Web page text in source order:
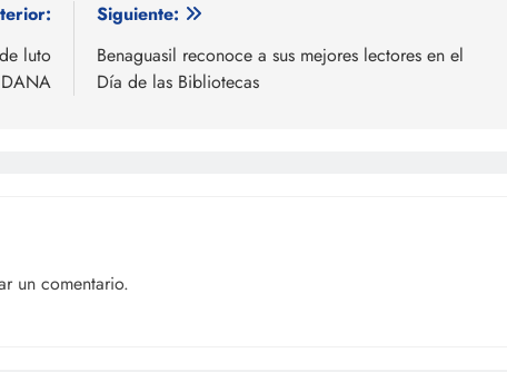
luto
Siguiente:
Benaguasil reconoce a sus mejores lectores en el
Día de las Bibliotecas
un comentario.